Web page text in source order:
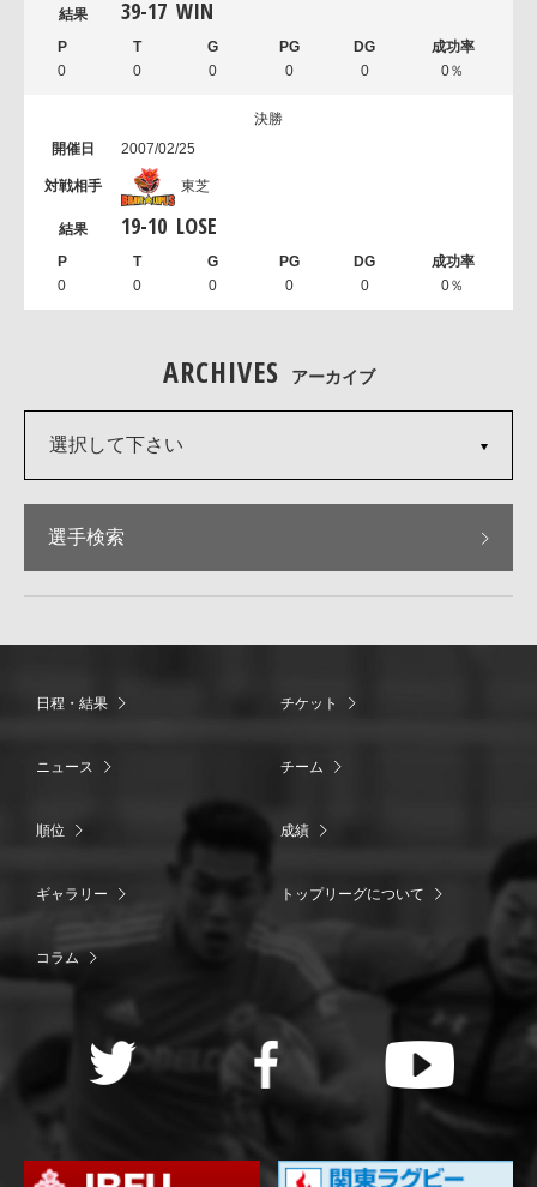
39-17 WIN
0 0 0 0 0 0％
決勝
2007/02/25
東芝
19-10 LOSE
0 0 0 0 0 0％
ARCHIVES アーカイブ
選択して下さい
選手検索
日程・結果 チケット
ニュース チーム
順位 成績
ギャラリー トップリーグについて
コラム